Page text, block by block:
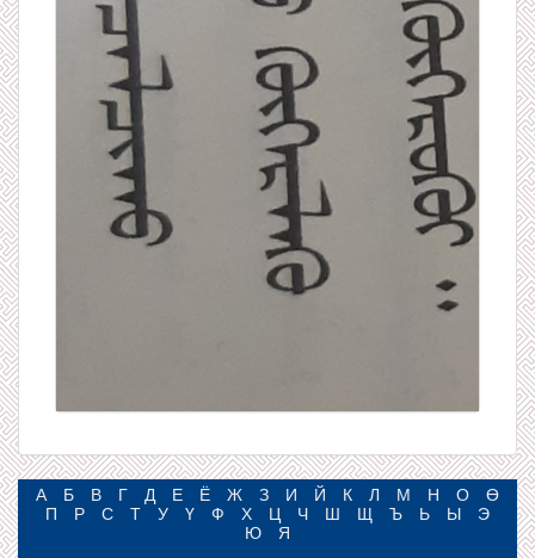
А Б В Г Д Е Ё Ж З И Й К Л М Н О
Ө
П
Р С Т У Ү Ф Х Ц Ч Ш Щ Ъ Ь Ы
Э
Ю
Я